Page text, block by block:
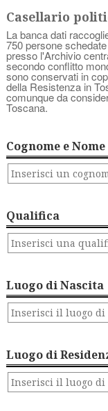
Casellario
La banca dati
750 persone
presso l'Archivio
secondo conflitto
sono conservati in
della Resistenza in
comunque da
Toscana.
Cognome e Nome
Qualifica
Luogo di Nascita
Luogo di